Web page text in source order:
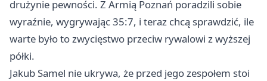
drużynie pewności. Z Armią Poznań poradzili sobie
wyraźnie, wygrywając 35:7, i teraz chcą sprawdzić, ile
warte było to zwycięstwo przeciw rywalowi z wyższej
półki.
Jakub Samel nie ukrywa, że przed jego zespołem stoi